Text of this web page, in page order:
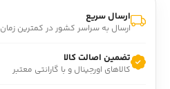
ارسال سریع
ارسال به سراسر کشور در کمترین زمان
تضمین اصالت کالا
کالاهای اورجینال و با گارانتی معتبر